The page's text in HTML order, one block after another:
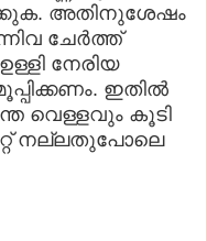
അതിനുശേഷം
ചേര്‍ത്ത്‌
നേരിയ
ഇതില്‍
വെള്ളവും കൂടി
നല്ലതുപോലെ